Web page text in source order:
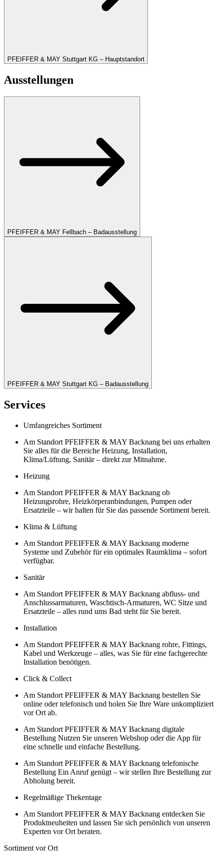
PFEIFFER & MAY Stuttgart KG – Hauptstandort
Ausstellungen
PFEIFFER & MAY Fellbach – Badausstellung
PFEIFFER & MAY Stuttgart KG – Badausstellung
Services
Umfangreiches Sortiment
Am Standort PFEIFFER & MAY Backnang bei uns erhalten
Sie alles für die Bereiche Heizung, Installation,
Klima/Lüftung, Sanitär – direkt zur Mitnahme.
Heizung
Am Standort PFEIFFER & MAY Backnang ob
Heizungsrohre, Heizkörperanbindungen, Pumpen oder
Ersatzteile – wir halten für Sie das passende Sortiment bereit.
Klima & Lüftung
Am Standort PFEIFFER & MAY Backnang moderne
Systeme und Zubehör für ein optimales Raumklima – sofort
verfügbar.
Sanitär
Am Standort PFEIFFER & MAY Backnang abfluss- und
Anschlussarmaturen, Waschtisch-Armaturen, WC Sitze und
Ersatzteile – alles rund ums Bad steht für Sie bereit.
Installation
Am Standort PFEIFFER & MAY Backnang rohre, Fittings,
Kabel und Werkzeuge – alles, was Sie für eine fachgerechte
Installation benötigen.
Click & Collect
Am Standort PFEIFFER & MAY Backnang bestellen Sie
online oder telefonisch und holen Sie Ihre Ware unkompliziert
vor Ort ab.
Am Standort PFEIFFER & MAY Backnang digitale
Bestellung Nutzen Sie unseren Webshop oder die App für
eine schnelle und einfache Bestellung.
Am Standort PFEIFFER & MAY Backnang telefonische
Bestellung Ein Anruf genügt – wir stellen Ihre Bestellung zur
Abholung bereit.
Regelmäßige Thekentage
Am Standort PFEIFFER & MAY Backnang entdecken Sie
Produktneuheiten und lassen Sie sich persönlich von unseren
Experten vor Ort beraten.
Sortiment vor Ort